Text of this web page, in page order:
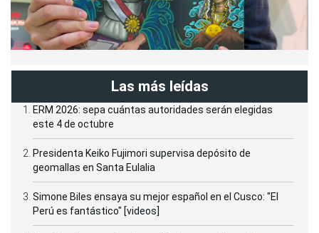
Las más leídas
ERM 2026: sepa cuántas autoridades serán elegidas
este 4 de octubre
Presidenta Keiko Fujimori supervisa depósito de
geomallas en Santa Eulalia
Simone Biles ensaya su mejor español en el Cusco: "El
Perú es fantástico" [videos]